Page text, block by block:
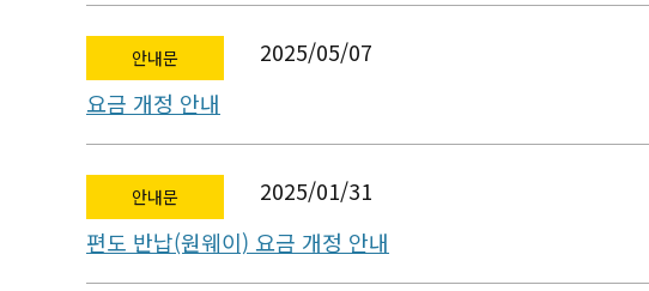
안내문
2025/05/07
요금 개정 안내
안내문
2025/01/31
편도 반납(원웨이) 요금 개정 안내